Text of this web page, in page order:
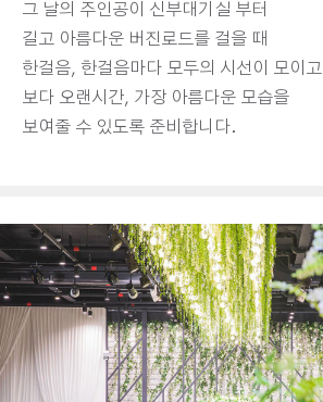
그 날의 주인공이 신부대기실 부터
길고 아름다운 버진로드를 걸을 때
한걸음, 한걸음마다 모두의 시선이 모이고
보다 오랜시간, 가장 아름다운 모습을
보여줄 수 있도록 준비합니다.